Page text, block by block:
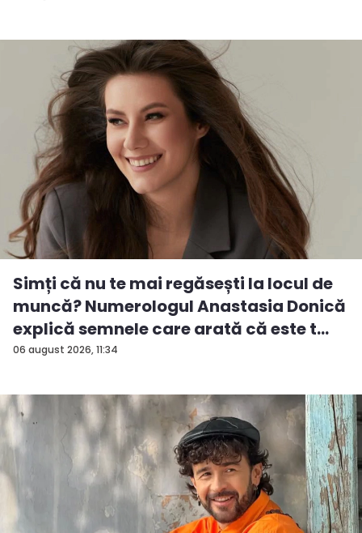
06 august 2026, 11:34
Simți că nu te mai regăsești la locul de
muncă? Numerologul Anastasia Donică
explică semnele care arată că este t...